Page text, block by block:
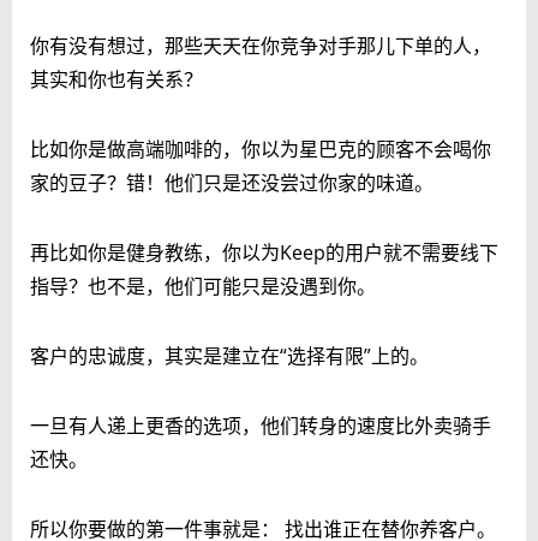
你有没有想过，那些天天在你竞争对手那儿下单的人，
其实和你也有关系？
比如你是做高端咖啡的，你以为星巴克的顾客不会喝你
家的豆子？错！他们只是还没尝过你家的味道。
再比如你是健身教练，你以为Keep的用户就不需要线下
指导？也不是，他们可能只是没遇到你。
客户的忠诚度，其实是建立在“选择有限”上的。
一旦有人递上更香的选项，他们转身的速度比外卖骑手
还快。
所以你要做的第一件事就是： 找出谁正在替你养客户。